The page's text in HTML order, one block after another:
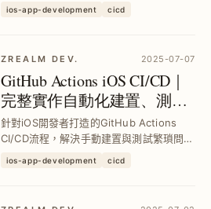
Script Web App 整合 GitHub、Slack、
ios-app-development cicd
ZREALM DEV. 2025-07-07
GitHub Actions iOS CI/CD｜
完整實作自動化建置、測試
與部署流程教學
針對iOS開發者打造的GitHub Actions
CI/CD流程，解決手動建置與測試繁瑣問
打包與部署，提升團隊開發效率與產品品
ios-app-development cicd